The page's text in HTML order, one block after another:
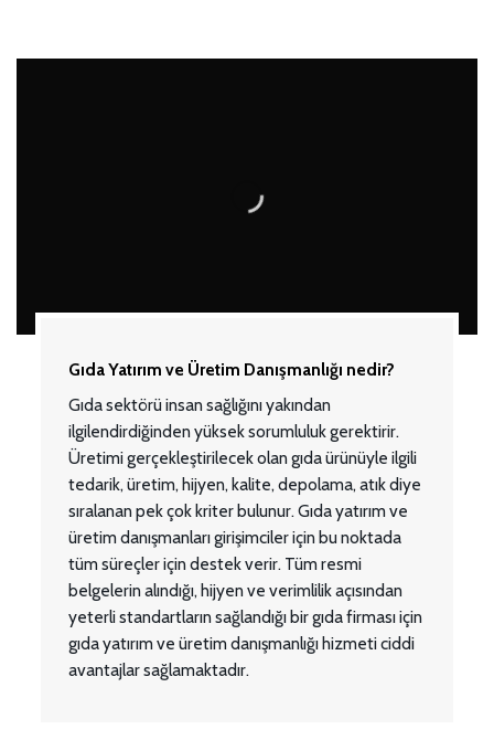
Gıda Yatırım ve Üretim Danışmanlığı nedir?
Gıda sektörü insan sağlığını yakından
ilgilendirdiğinden yüksek sorumluluk gerektirir.
Üretimi gerçekleştirilecek olan gıda ürünüyle ilgili
tedarik, üretim, hijyen, kalite, depolama, atık diye
sıralanan pek çok kriter bulunur. Gıda yatırım ve
üretim danışmanları girişimciler için bu noktada
tüm süreçler için destek verir. Tüm resmi
belgelerin alındığı, hijyen ve verimlilik açısından
yeterli standartların sağlandığı bir gıda firması için
gıda yatırım ve üretim danışmanlığı hizmeti ciddi
avantajlar sağlamaktadır.